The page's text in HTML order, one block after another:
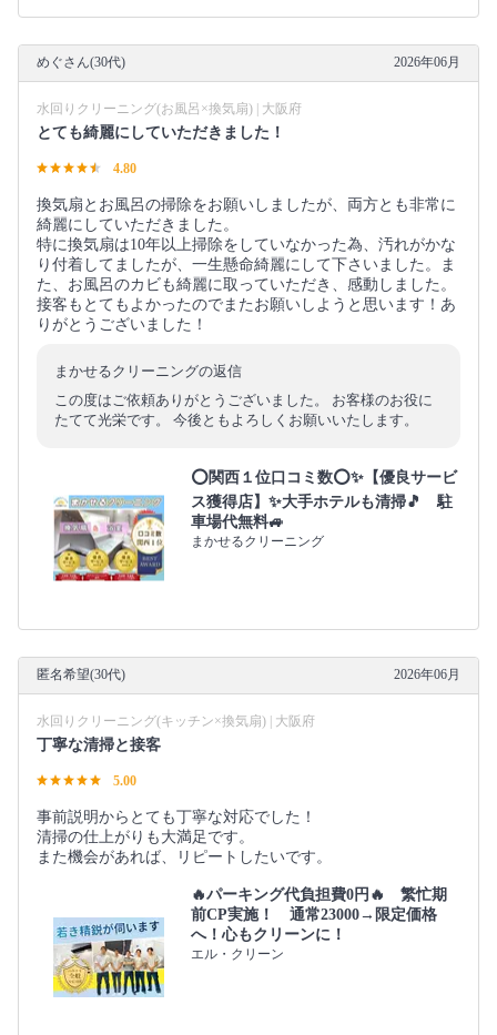
めぐさん(30代) 2026年06月
水回りクリーニング(お風呂×換気扇) | 大阪府
とても綺麗にしていただきました！
4.80
換気扇とお風呂の掃除をお願いしましたが、両方とも非常に
綺麗にしていただきました。
特に換気扇は10年以上掃除をしていなかった為、汚れがかな
り付着してましたが、一生懸命綺麗にして下さいました。ま
た、お風呂のカビも綺麗に取っていただき、感動しました。
接客もとてもよかったのでまたお願いしようと思います！あ
りがとうございました！
まかせるクリーニングの返信
この度はご依頼ありがとうございました。 お客様のお役に
たてて光栄です。 今後ともよろしくお願いいたします。
⭕関西１位口コミ数⭕✨【優良サービ
ス獲得店】✨大手ホテルも清掃🎵 駐
車場代無料🚙
まかせるクリーニング
匿名希望(30代) 2026年06月
水回りクリーニング(キッチン×換気扇) | 大阪府
丁寧な清掃と接客
5.00
事前説明からとても丁寧な対応でした！
清掃の仕上がりも大満足です。
また機会があれば、リピートしたいです。
🔥パーキング代負担費0円🔥 繁忙期
前CP実施！ 通常23000→限定価格
へ！心もクリーンに！
エル・クリーン